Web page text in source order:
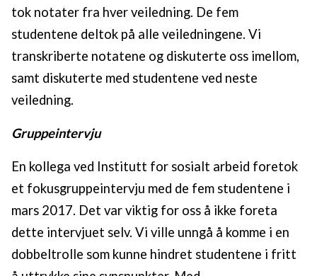
tok notater fra hver veiledning. De fem
studentene deltok på alle veiledningene. Vi
transkriberte notatene og diskuterte oss imellom,
samt diskuterte med studentene ved neste
veiledning.
Gruppeintervju
En kollega ved Institutt for sosialt arbeid foretok
et fokusgruppeintervju med de fem studentene i
mars 2017. Det var viktig for oss å ikke foreta
dette intervjuet selv. Vi ville unngå å komme i en
dobbeltrolle som kunne hindret studentene i fritt